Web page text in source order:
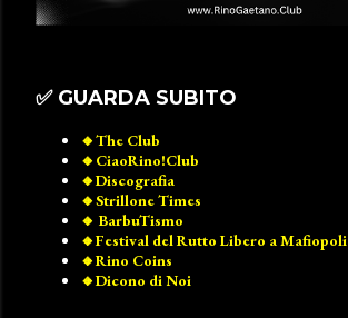
✅️ GUARDA SUBITO
🔸️The Club
🔸️CiaoRino!Club
🔸️Discografia
🔸️Strillone Times
🔸️ BarbuTismo
🔸️Festival del Rutto Libero a Mafiopoli
🔸️Rino Coins
🔸️Dicono di Noi